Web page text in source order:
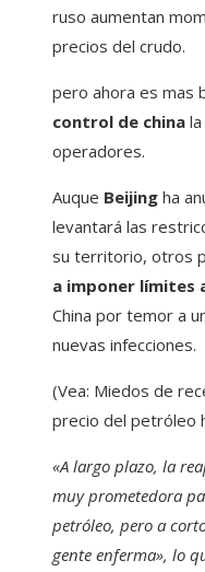
ruso aumentan
precios del crudo.
pero ahora es mas
control de china
operadores.
Auque Beijing ha
levantará las
su territorio, otros
a imponer límites
China por temor a
nuevas infecciones.
(Vea: Miedos de
precio del petróleo
«A largo plazo, la
muy prometedora
petróleo, pero a
gente enferma», lo